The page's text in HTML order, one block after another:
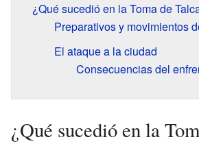
¿Qué sucedió en la Toma de
Preparativos y movimientos
El ataque a la ciudad
Consecuencias del
¿Qué sucedió en la